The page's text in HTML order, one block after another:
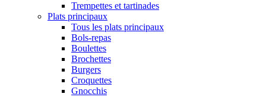
Trempettes et tartinades
Plats principaux
Tous les plats principaux
Bols-repas
Boulettes
Brochettes
Burgers
Croquettes
Gnocchis